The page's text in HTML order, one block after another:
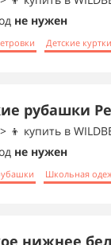
не нужен
Детские куртки
рубашки
👦 купить в
не нужен
Школьная
нижнее